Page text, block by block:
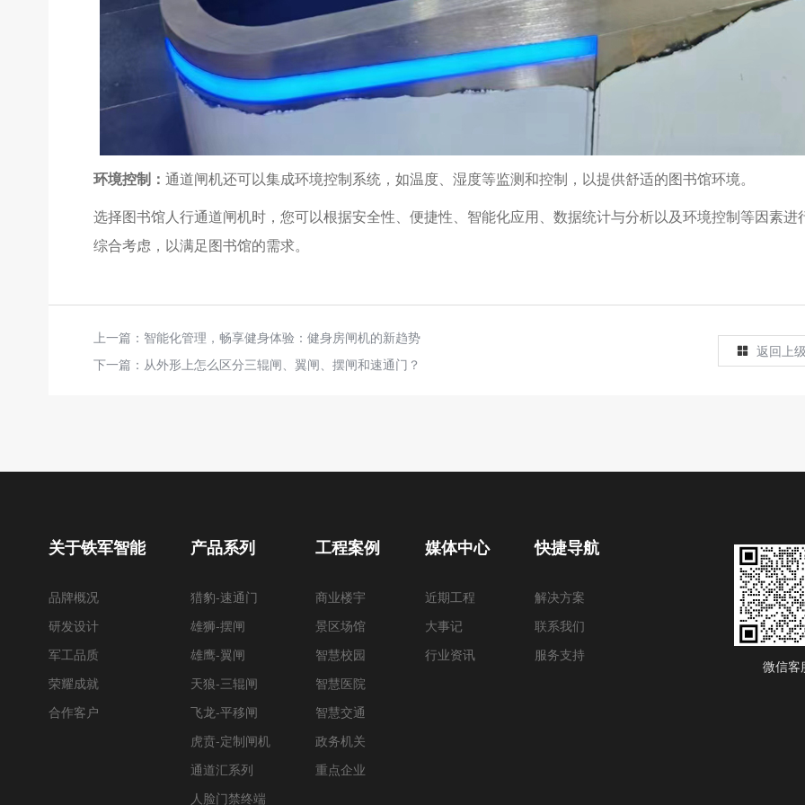
环境控制： 通道闸机还可以集成环境控制系统，如温度、湿度等监测和控制，以提供舒适的图书馆环境。
选择图书馆人行通道闸机时，您可以根据安全性、便捷性、智能化应用、数据统计与分析以及环境控制等因素进
综合考虑，以满足图书馆的需求。
上一篇： 智能化管理，畅享健身体验：健身房闸机的新趋势
下一篇： 从外形上怎么区分三辊闸、翼闸、摆闸和速通门？
返回上
关于铁军智能
品牌概况
研发设计
军工品质
荣耀成就
合作客户
产品系列
猎豹-速通门
雄狮-摆闸
雄鹰-翼闸
天狼-三辊闸
飞龙-平移闸
虎贲-定制闸机
通道汇系列
人脸门禁终端
工程案例
商业楼宇
景区场馆
智慧校园
智慧医院
智慧交通
政务机关
重点企业
媒体中心
近期工程
大事记
行业资讯
快捷导航
解决方案
联系我们
服务支持
微信客